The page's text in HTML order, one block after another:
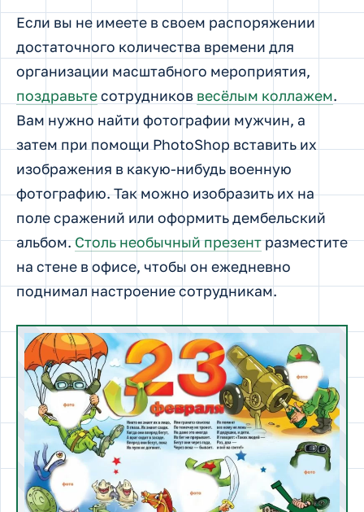
Если вы не имеете в своем распоряжении
достаточного количества времени для
организации масштабного мероприятия,
поздравьтесотрудников весёлым коллажем.
Вам нужно найти фотографии мужчин, а
затем при помощи PhotoShop вставить их
изображения в какую-нибудь военную
фотографию. Так можно изобразить их на
поле сражений или оформить дембельский
альбом.Столь необычный презентразместите
на стене в офисе, чтобы он ежедневно
поднимал настроение сотрудникам.